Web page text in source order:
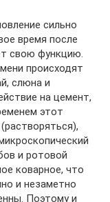
сильно
время после
свою функцию.
происходят
слюна и
на цемент,
этот
и ротовой
коварное, что
и незаметно
Поэтому и